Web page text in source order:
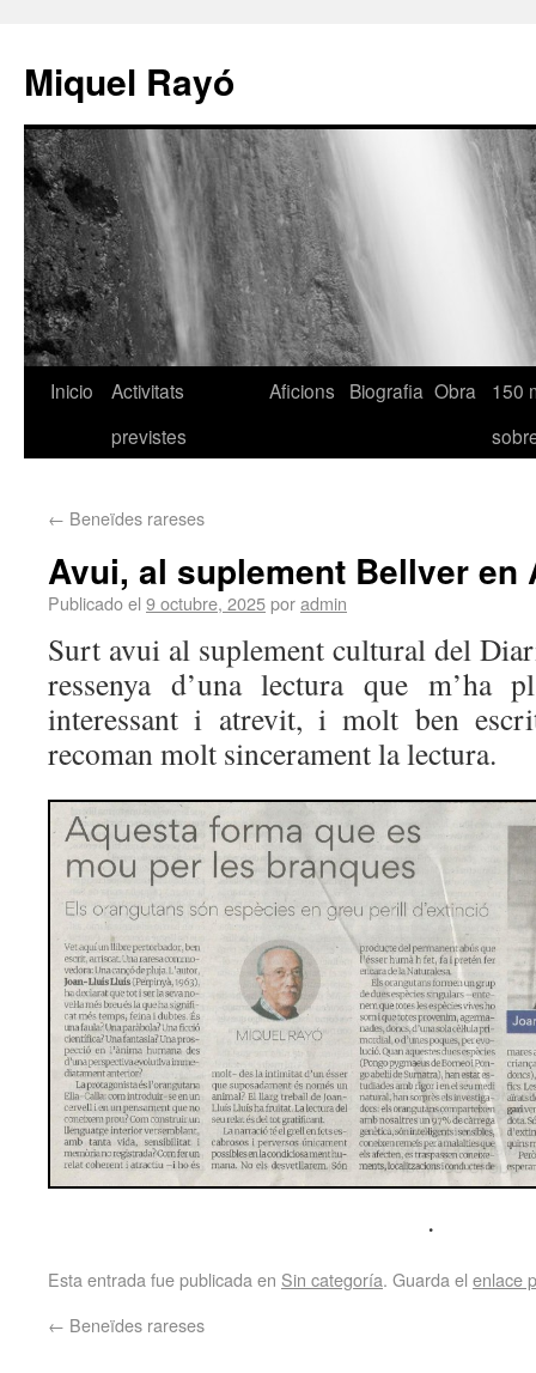
Miquel Rayó
Inicio
Activitats
previstes
Aficions Biografia Obra
150
← Beneïdes rareses
Avui, al suplement Bellver en
Publicado el 9 octubre, 2025poradmin
Surt avui al suplement cultural del
ressenya d’una lectura que m’ha
interessant i atrevit, i molt ben
recoman molt sincerament la lectura.
.
Esta entrada fue publicada en Sin categoría. Guarda el enlace
← Beneïdes rareses